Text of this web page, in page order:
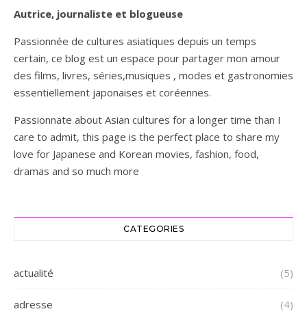
Autrice, journaliste et blogueuse
Passionnée de cultures asiatiques depuis un temps
certain, ce blog est un espace pour partager mon amour
des films, livres, séries,musiques , modes et gastronomies
essentiellement japonaises et coréennes.
Passionnate about Asian cultures for a longer time than I
care to admit, this page is the perfect place to share my
love for Japanese and Korean movies, fashion, food,
dramas and so much more
CATEGORIES
actualité (5)
adresse (4)